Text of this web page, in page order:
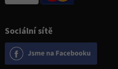
Sociální sítě